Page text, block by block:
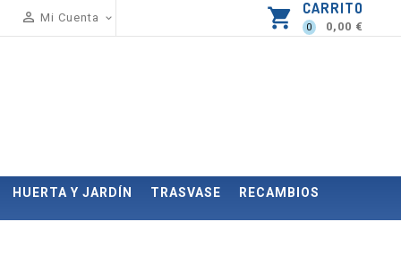
 Mi Cuenta  shopping_cart CARRITO
0 0,00 €
HUERTA Y JARDÍN TRASVASE RECAMBIOS